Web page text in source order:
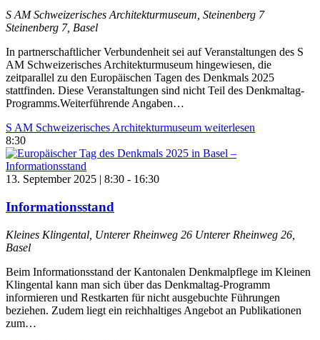
S AM Schweizerisches Architekturmuseum, Steinenberg 7
Steinenberg 7, Basel
In partnerschaftlicher Verbundenheit sei auf Veranstaltungen des S
AM Schweizerisches Architekturmuseum hingewiesen, die
zeitparallel zu den Europäischen Tagen des Denkmals 2025
stattfinden. Diese Veranstaltungen sind nicht Teil des Denkmaltag-
Programms.Weiterführende Angaben…
S AM Schweizerisches Architekturmuseum weiterlesen
8:30
13. September 2025 | 8:30 - 16:30
Informationsstand
Kleines Klingental, Unterer Rheinweg 26 Unterer Rheinweg 26,
Basel
Beim Informationsstand der Kantonalen Denkmalpflege im Kleinen
Klingental kann man sich über das Denkmaltag-Programm
informieren und Restkarten für nicht ausgebuchte Führungen
beziehen. Zudem liegt ein reichhaltiges Angebot an Publikationen
zum…